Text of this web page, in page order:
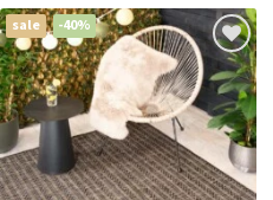
sale -40%